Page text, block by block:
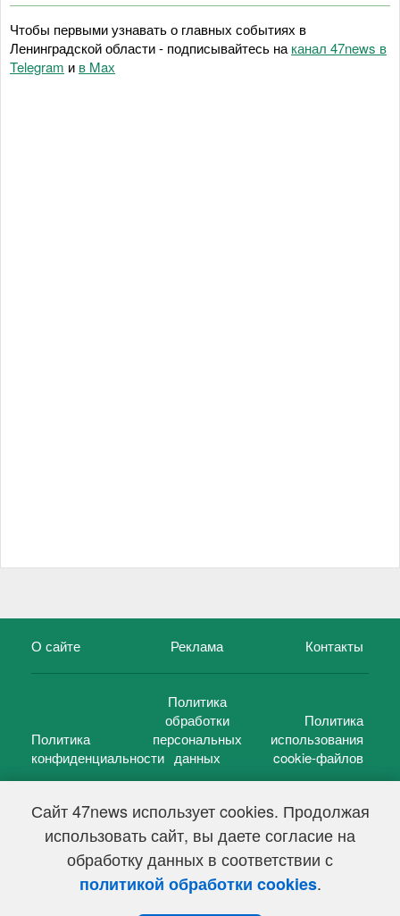
Сайт 47news использует cookies. Продолжая
использовать сайт, вы даете согласие на
обработку данных в соответствии с
политикой обработки cookies.
Чтобы первыми узнавать о главных событиях в
Ленинградской области - подписывайтесь на канал 47news в
Telegram и в Maх
О сайте Реклама Контакты
Политика
конфиденциальности
Политика
обработки
персональных
данных
Политика
использования
cookie-файлов
47 новостей (47 news)2005 — 2026 г.
Свидетельство о регистрации СМИ Эл № ФС 77-39848, выдано
Федеральной службой по надзору в сфере связи,
информационных технологий и массовых коммуникаций